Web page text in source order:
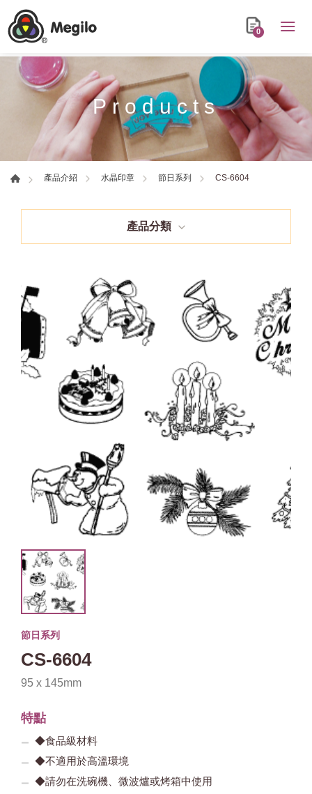
0
Products
產品介紹 水晶印章 節日系列 CS-6604
產品分類
節日系列
CS-6604
95 x 145mm
特點
◆食品級材料
◆不適用於高溫環境
◆請勿在洗碗機、微波爐或烤箱中使用